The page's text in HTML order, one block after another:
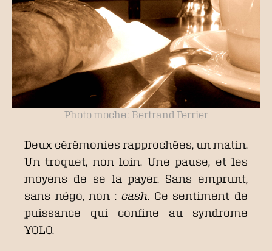
Photo moche : Bertrand Ferrier
Deux cérémonies rapprochées, un matin.
Un troquet, non loin. Une pause, et les
moyens de se la payer. Sans emprunt,
sans négo, non : cash . Ce sentiment de
puissance qui confine au syndrome
YOLO.